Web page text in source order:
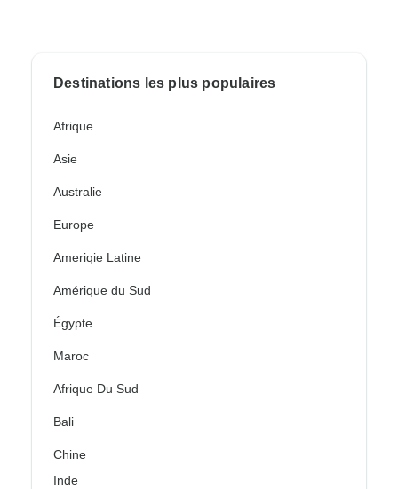
Destinations les plus populaires
Afrique
Asie
Australie
Europe
Ameriqie Latine
Amérique du Sud
Égypte
Maroc
Afrique Du Sud
Bali
Chine
Inde